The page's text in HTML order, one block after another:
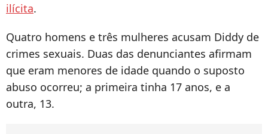
ilícita.
Quatro homens e três mulheres acusam Diddy de
crimes sexuais. Duas das denunciantes afirmam
que eram menores de idade quando o suposto
abuso ocorreu; a primeira tinha 17 anos, e a
outra, 13.